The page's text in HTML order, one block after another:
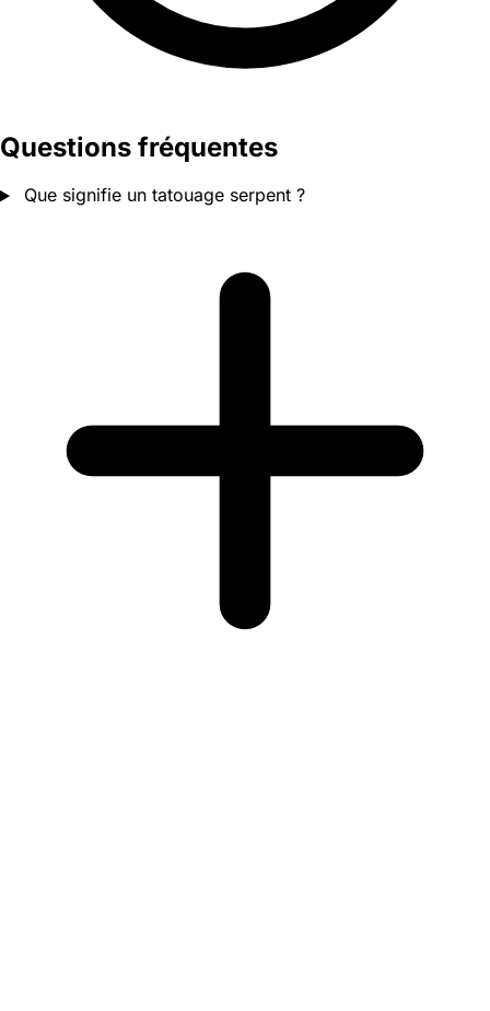
Questions fréquentes
Que signifie un tatouage serpent ?